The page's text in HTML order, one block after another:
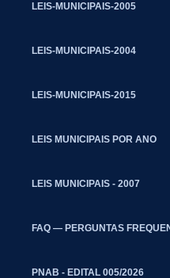
LEIS-MUNICIPAIS-2005
LEIS-MUNICIPAIS-2004
LEIS-MUNICIPAIS-2015
LEIS MUNICIPAIS POR ANO
LEIS MUNICIPAIS - 2007
FAQ — PERGUNTAS
PNAB - EDITAL 005/2026